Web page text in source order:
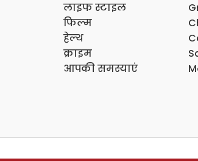
लाइफ स्टाइल
फिल्म
हेल्थ
क्राइम
आपकी समस्याएं